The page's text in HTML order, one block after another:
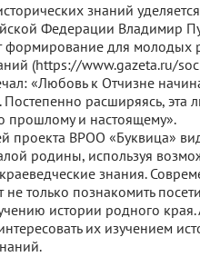
знаний
Федерации Владимир
формирование для
(https://www.gazeta.ru/
«Любовь к Отчизне
расширяясь, эта
прошлому и настоящему».
проекта ВРОО «Буквица»
родины, используя
знания.
не только познакомить
истории родного
их изучением